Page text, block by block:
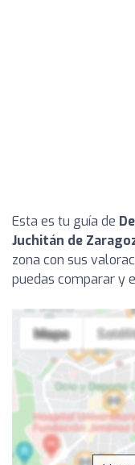
Esta es tu guía de
Juchitán de
zona con sus
puedas comparar y